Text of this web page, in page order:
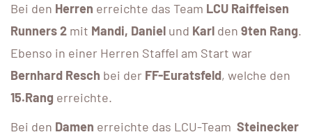
Bei den Herren erreichte das Team LCU Raiffeisen
Runners 2 mit Mandi, Daniel und Karl den 9ten Rang.
Ebenso in einer Herren Staffel am Start war
Bernhard Resch bei der FF-Euratsfeld, welche den
15.Rang erreichte.
Bei den Damen erreichte das LCU-Team Steinecker